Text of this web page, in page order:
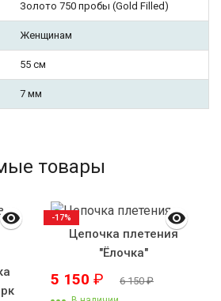
Золото 750 пробы (Gold Filled)
Женщинам
55 см
7 мм
товары
Цепочка плетения
"Ёлочка"
5 150 ₽ 6 150₽
-17%